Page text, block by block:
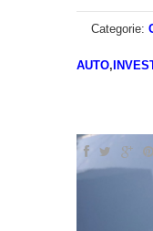
Categorie:
AUTO,